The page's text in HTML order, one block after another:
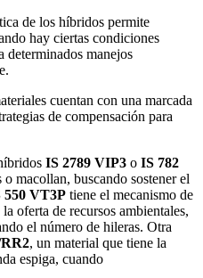
de los híbridos permite
hay ciertas condiciones
determinados manejos
cuentan con una marcada
de compensación para
IS 2789 VIP3 o IS 782
macollan, buscando sostener el
550 VT3P tiene el mecanismo de
oferta de recursos ambientales,
el número de hileras. Otra
, un material que tiene la
espiga, cuando